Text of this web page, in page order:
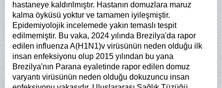
hastaneye kaldırılmıştır. Hastanın domuzlara maruz
kalma öyküsü yoktur ve tamamen iyileşmiştir.
Epidemiyolojik incelemede yakın temaslı tespit
edilmemiştir. Bu vaka, 2024 yılında Brezilya'da rapor
edilen influenza A(H1N1)v virüsünün neden olduğu ilk
insan enfeksiyonu olup 2015 yılından bu yana
Brezilya'nın Parana eyaletinde rapor edilen domuz
varyantı virüsünün neden olduğu dokuzuncu insan